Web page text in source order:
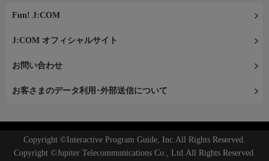
Fun! J:COM
J:COM オフィシャルサイト
お問い合わせ
お客さまのデータ利用･外部送信について
Copyright ©Interactive Program Guide, Inc.All Rights Reserved.
Copyright ©Jupiter Telecommunications Co., Ltd.All Rights Reserved.